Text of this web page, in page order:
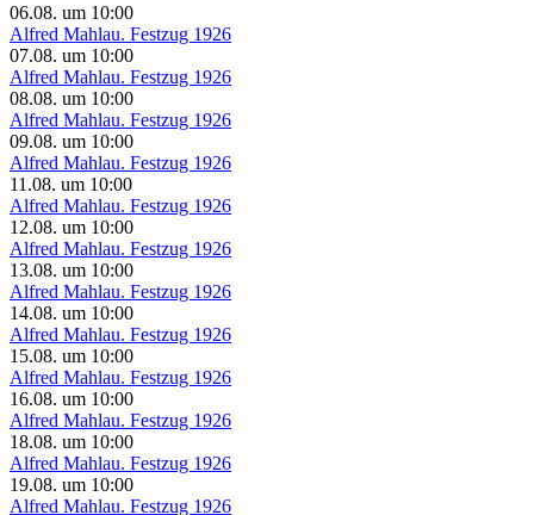
06.08. um 10:00
Alfred Mahlau. Festzug 1926
07.08. um 10:00
Alfred Mahlau. Festzug 1926
08.08. um 10:00
Alfred Mahlau. Festzug 1926
09.08. um 10:00
Alfred Mahlau. Festzug 1926
11.08. um 10:00
Alfred Mahlau. Festzug 1926
12.08. um 10:00
Alfred Mahlau. Festzug 1926
13.08. um 10:00
Alfred Mahlau. Festzug 1926
14.08. um 10:00
Alfred Mahlau. Festzug 1926
15.08. um 10:00
Alfred Mahlau. Festzug 1926
16.08. um 10:00
Alfred Mahlau. Festzug 1926
18.08. um 10:00
Alfred Mahlau. Festzug 1926
19.08. um 10:00
Alfred Mahlau. Festzug 1926